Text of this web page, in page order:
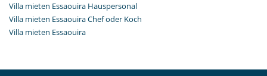
Villa mieten Essaouira Hauspersonal
Villa mieten Essaouira Chef oder Koch
Villa mieten Essaouira